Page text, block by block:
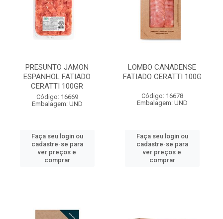
PRESUNTO JAMON
ESPANHOL FATIADO
CERATTI 100GR
Código: 16669
Embalagem: UND
Faça seu login ou
cadastre-se para
ver preços e
comprar
LOMBO CANADENSE
FATIADO CERATTI 100G
Código: 16678
Embalagem: UND
Faça seu login ou
cadastre-se para
ver preços e
comprar